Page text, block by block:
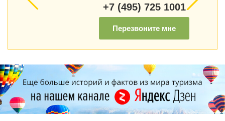
+7 (495) 725 1001
Перезвоните мне